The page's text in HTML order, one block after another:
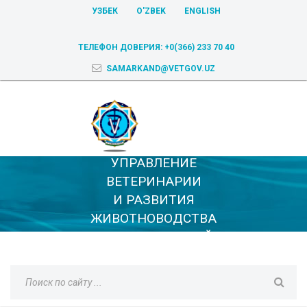
УЗБЕК O'ZBEK ENGLISH
ТЕЛЕФОН ДОВЕРИЯ: +0(366) 233 70 40
SAMARKAND@VETGOV.UZ
УПРАВЛЕНИЕ
ВЕТЕРИНАРИИ
И РАЗВИТИЯ
ЖИВОТНОВОДСТВА
САМАРКАНДСКОЙ